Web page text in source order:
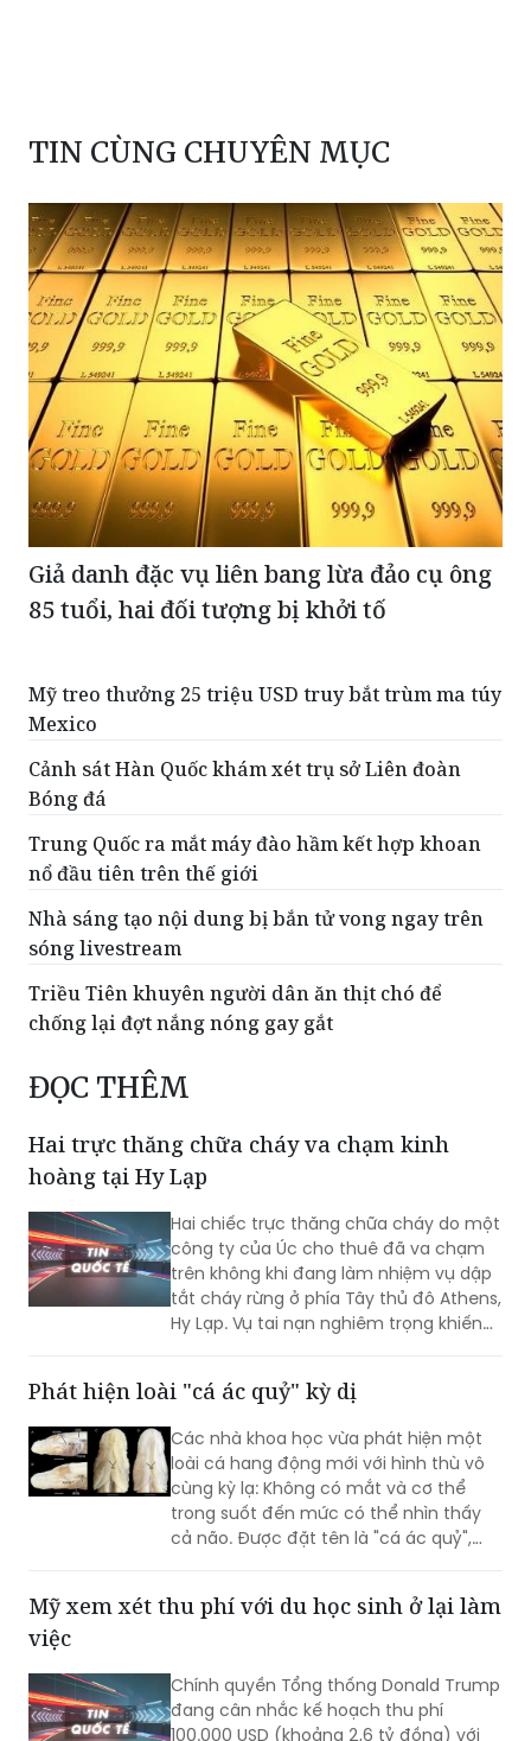
Giả danh đặc vụ liên bang lừa đảo cụ ông
85 tuổi, hai đối tượng bị khởi tố
Mỹ treo thưởng 25 triệu USD truy bắt trùm ma túy
Cảnh sát Hàn Quốc khám xét trụ sở Liên đoàn
Bóng đá
Trung Quốc ra mắt máy đào hầm kết hợp khoan
nổ đầu tiên trên thế giới
Nhà sáng tạo nội dung bị bắn tử vong ngay trên
sóng livestream
Triều Tiên khuyên người dân ăn thịt chó để
chống lại đợt nắng nóng gay gắt
ĐỌC THÊM
Hai trực thăng chữa cháy va chạm kinh
Hai chiếc trực thăng chữa cháy do một
công ty của Úc cho thuê đã va chạm
trên không khi đang làm nhiệm vụ dập
tắt cháy rừng ở phía Tây thủ đô Athens,
Hy Lạp. Vụ tai nạn nghiêm trọng khiến
hai người thiệt mạng.
Phát hiện loài "cá ác quỷ" kỳ dị
Các nhà khoa học vừa phát hiện một
loài cá hang động mới với hình thù vô
cùng kỳ lạ: Không có mắt và cơ thể
trong suốt đến mức có thể nhìn thấy
cả não. Được đặt tên là "cá ác quỷ",
sinh vật này được các chuyên gia đánh
giá có thể là một trong những loài cá
hiếm nhất trên thế giới hiện nay.
Mỹ xem xét thu phí với du học sinh ở lại làm
Chính quyền Tổng thống Donald Trump
100.000 USD (khoảng 2,6 tỷ đồng) với
sinh viên quốc tế muốn ở lại Mỹ làm
việc sau khi tốt nghiệp.